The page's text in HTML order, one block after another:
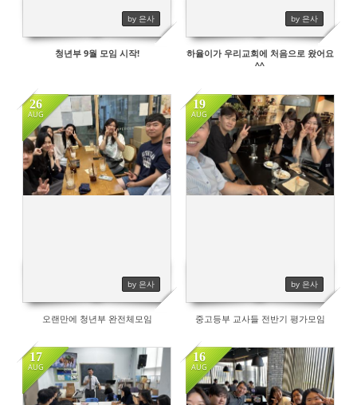
by 은사
청년부 9월 모임 시작!
by 은사
하율이가 우리교회에 처음으로 왔어요
^^
26
AUG
by 은사
491
오랜만에 청년부 완전체모임
19
AUG
by 은사
451
중고등부 교사들 전반기 평가모임
17
AUG
16
AUG